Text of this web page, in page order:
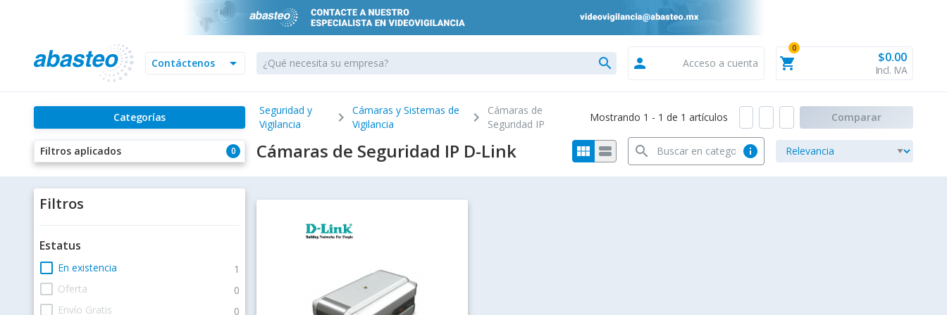
arrow_drop_down
Contáctenos search person Acceso a cuenta shopping_cart
0
$0.00
Incl. IVA
Categorías
Seguridad y
Vigilancia
chevron_right
Cámaras y Sistemas de
Vigilancia
chevron_right
Cámaras de
Seguridad IP
Mostrando 1 - 1 de 1 artículos Comparar
0
Filtros aplicados Cámaras de Seguridad IP D-Link view_module view_stream info
search
Filtros
Estatus
check_box_outline_blank En existencia 1
check_box_outline_blank Oferta 0
check_box_outline_blank Envío Gratis 0